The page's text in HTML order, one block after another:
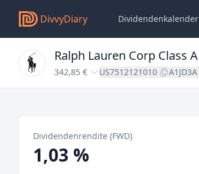
DivvyDiary Dividendenkalender
Ralph Lauren Corp Class A
342,85 € US7512121010 A1JD3A
Dividendenrendite (FWD)
1,03 %